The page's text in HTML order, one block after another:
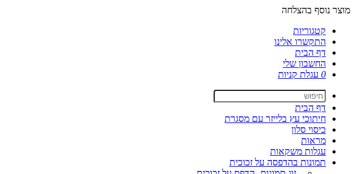
מוצר נוסף בהצלחה
קטגוריות
התקשרו אלינו
דף הבית
החשבון שלי
0 עגלת קניות
דף הבית
חיתוכי עץ בלייזר עם מסגרת
כיסוי סלון
מראות
עגלות משקאות
תמונות בהדפסה על זכוכית